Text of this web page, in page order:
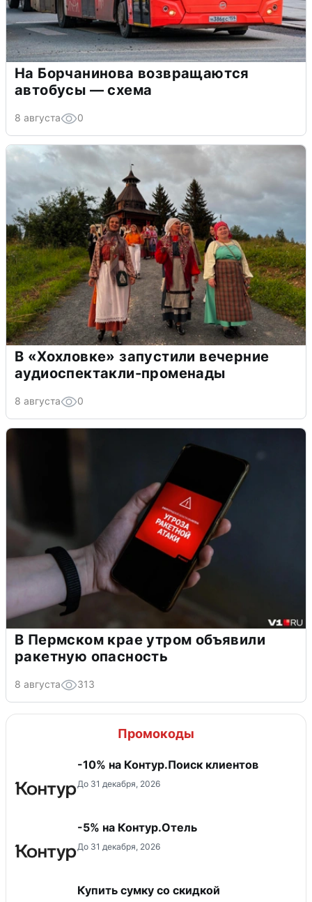
На Борчанинова возвращаются
автобусы — схема
8 августа 0
В «Хохловке» запустили вечерние
аудиоспектакли-променады
8 августа 0
В Пермском крае утром объявили
ракетную опасность
8 августа 313
Промокоды
-10% на Контур.Поиск клиентов
До 31 декабря, 2026
-5% на Контур.Отель
До 31 декабря, 2026
Купить сумку со скидкой